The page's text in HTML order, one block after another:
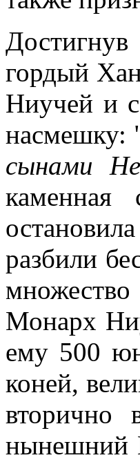
гордый
Ниучей и
насмешку:
сынами
разбили
Монарх
ему 500
коней,
вторично
нынешний